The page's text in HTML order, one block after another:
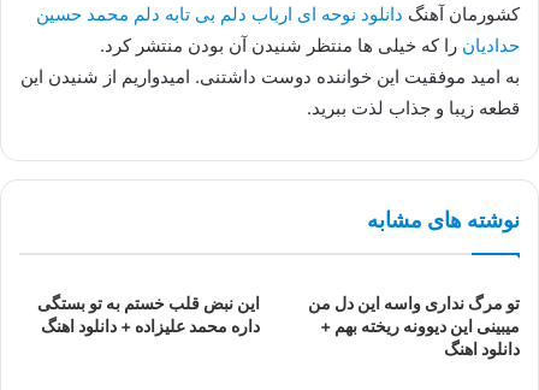
کشورمان آهنگ دانلود نوحه ای ارباب دلم بی تابه دلم محمد حسین
حدادیان را که خیلی ها منتظر شنیدن آن بودن منتشر کرد.
به امید موفقیت این خواننده دوست داشتنی. امیدواریم از شنیدن این
قطعه زیبا و جذاب لذت ببرید.
نوشته های مشابه
تو مرگ نداری واسه این دل من
میبینی این دیوونه ریخته بهم +
دانلود اهنگ
این نبض قلب خستم به تو بستگی
داره محمد علیزاده + دانلود اهنگ